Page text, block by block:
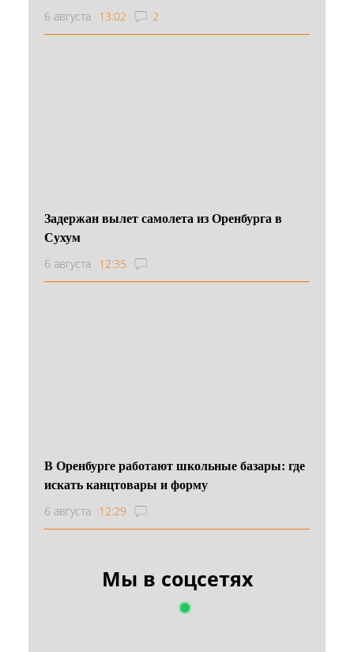
6 августа 13:02 2
Задержан вылет самолета из Оренбурга в
Сухум
6 августа 12:35
В Оренбурге работают школьные базары: где
искать канцтовары и форму
6 августа 12:29
Мы в соцсетях